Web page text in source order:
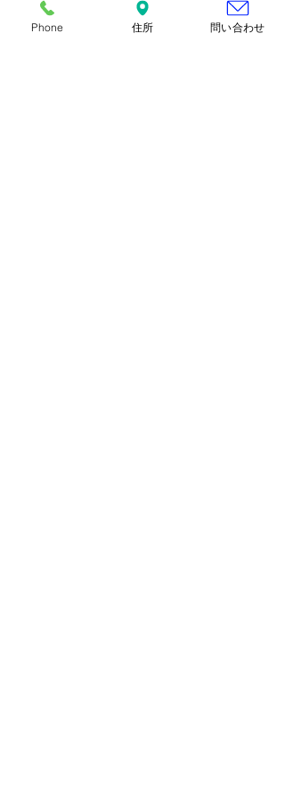
このツアーの様子は、
写真たっぷりにインスタでご紹介して
Phone 住所 問い合わせ